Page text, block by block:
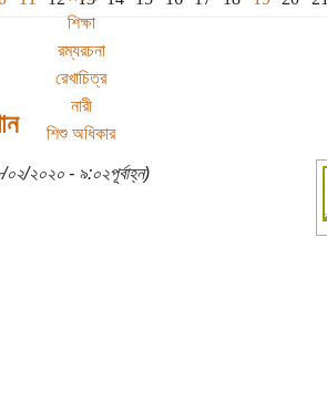
শিক্ষা
রম্যরচনা
রেখাচিত্র
নারী
শিশু অধিকার
২০২০ - ৯:০২পূর্বাহ্ন)